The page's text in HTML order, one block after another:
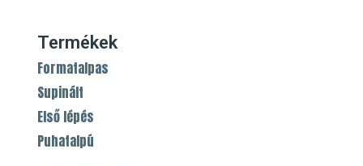
Termékek
Formatalpas
Supinált
Első lépés
Puhatalpú